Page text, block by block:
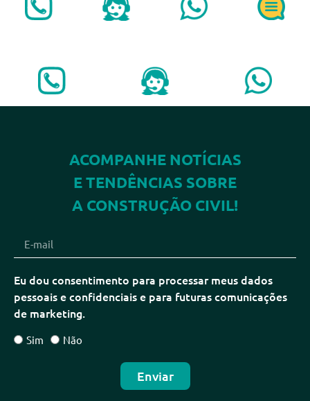
ACOMPANHE NOTÍCIAS
E TENDÊNCIAS SOBRE
A CONSTRUÇÃO CIVIL!
Eu dou consentimento para processar meus dados
pessoais e confidenciais e para futuras comunicações
de marketing.
Sim Não
Enviar